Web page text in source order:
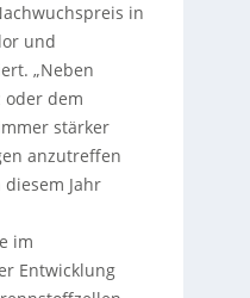
in
und
„Neben
dem
stärker
anzutreffen
Jahr
im
Entwicklung